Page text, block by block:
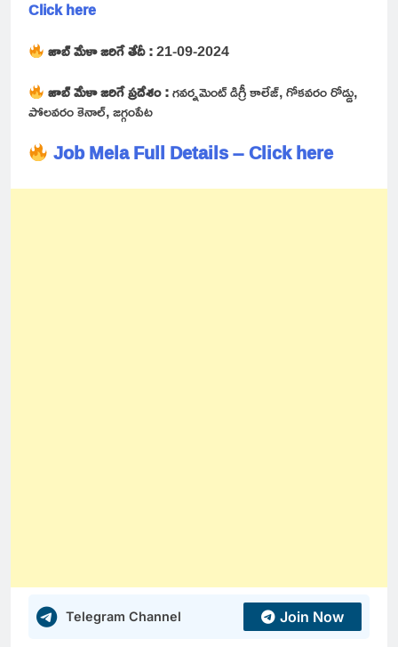
Click here
జాబ్ మేళా జరిగే తేదీ :21-09-2024
జాబ్ మేళా జరిగే ప్రదేశం :గవర్నమెంట్ డిగ్రీ కాలేజ్, గోకవరం రోడ్డు,
పోలవరం కెనాల్, జగ్గంపేట
Job Mela Full Details – Click here
Telegram Channel Join Now